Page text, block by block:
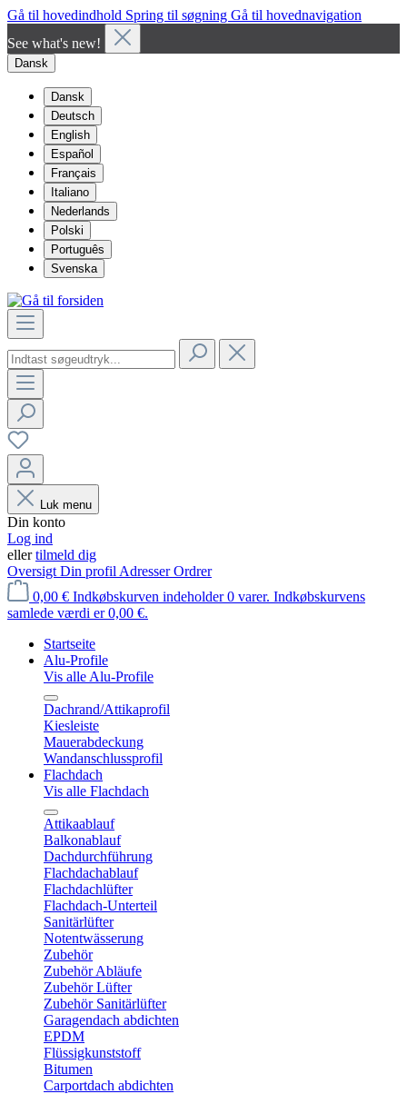
Gå til hovedindhold Spring til søgning Gå til hovednavigation
See what's new!
Dansk
Dansk
Deutsch
English
Español
Français
Italiano
Nederlands
Polski
Português
Svenska
Luk menu
Din konto
Log ind
ellertilmeld dig
Oversigt Din profil AdresserOrdrer
0,00 € Indkøbskurven indeholder 0 varer. Indkøbskurvens
samlede værdi er 0,00 €.
Startseite
Alu-Profile
Vis alle Alu-Profile
Dachrand/Attikaprofil
Kiesleiste
Mauerabdeckung
Wandanschlussprofil
Flachdach
Vis alle Flachdach
Attikaablauf
Balkonablauf
Dachdurchführung
Flachdachablauf
Flachdachlüfter
Flachdach-Unterteil
Sanitärlüfter
Notentwässerung
Zubehör
Zubehör Abläufe
Zubehör Lüfter
Zubehör Sanitärlüfter
Garagendach abdichten
EPDM
Flüssigkunststoff
Bitumen
Carportdach abdichten